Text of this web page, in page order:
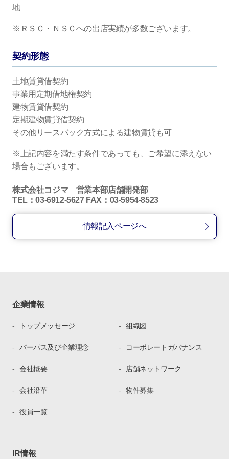
地
※ＲＳＣ・ＮＳＣへの出店実績が多数ございます。
契約形態
土地賃貸借契約
事業用定期借地権契約
建物賃貸借契約
定期建物賃貸借契約
その他リースバック方式による建物賃貸も可
※上記内容を満たす条件であっても、ご希望に添えない
場合もございます。
株式会社コジマ 営業本部店舗開発部
TEL：03-6912-5627 FAX：03-5954-8523
情報記入ページへ
企業情報
トップメッセージ
パーパス及び企業理念
会社概要
会社沿革
役員一覧
組織図
コーポレートガバナンス
店舗ネットワーク
物件募集
IR情報